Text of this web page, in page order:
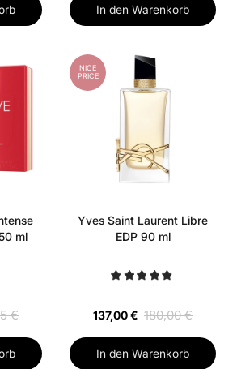
In den Warenkorb
ml
€
NICE
PRICE
Yves Saint Laurent Libre
EDP 90 ml
137,00 € 180,00 €
In den Warenkorb